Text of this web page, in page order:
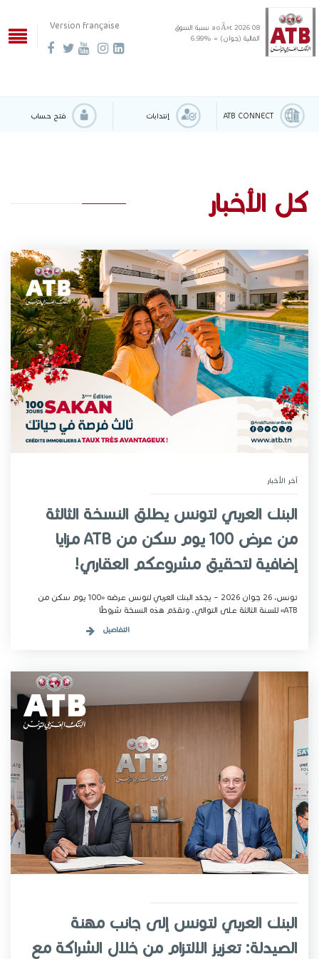
Version française 08 aoÃ»t 2026
نسبة السوق
المالية (جوان) = %6.99
ATB CONNECT إنتدابات فتح حساب
كل الأخبار
آخر الأخبار
البنك العربي لتونس يطلق النسخة الثالثة
من عرض 100 يوم سكن من ATB مزايا
إضافية لتحقيق مشروعكم العقاري!
تونس، 26 جوان 2026 – يجدّد البنك العربي لتونس عرضه «100 يوم سكن من
ATB» للسنة الثالثة على التوالي. وتقدّم هذه النسخة شروطًا
التفاصيل
البنك العربي لتونس إلى جانب مهنة
الصيدلة: تعزيز الالتزام من خلال الشراكة مع